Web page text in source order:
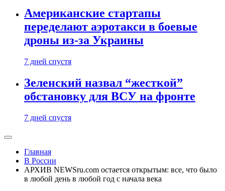
Американские стартапы
переделают аэротакси в боевые
дроны из-за Украины
7 дней спустя
Зеленский назвал “жесткой”
обстановку для ВСУ на фронте
7 дней спустя
Главная
В России
АРХИВ NEWSru.com остается открытым: все, что было
в любой день в любой год с начала века